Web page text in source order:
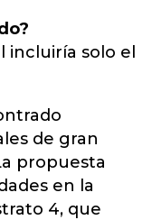
incluiría solo el
de gran
propuesta
en la
4, que